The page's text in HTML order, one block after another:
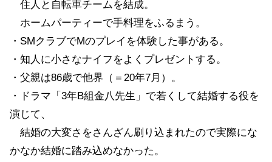
住人と自転車チームを結成。
ホームパーティーで手料理をふるまう。
・SMクラブでMのプレイを体験した事がある。
・知人に小さなナイフをよくプレゼントする。
・父親は86歳で他界（＝20年7月）。
・ドラマ「3年B組金八先生」で若くして結婚する役を
演じて、
結婚の大変さをさんざん刷り込まれたので実際にな
かなか結婚に踏み込めなかった。